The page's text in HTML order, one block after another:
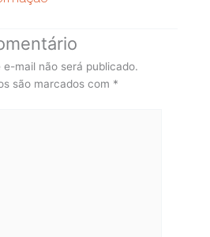
e-mail não será publicado.
são marcados com *